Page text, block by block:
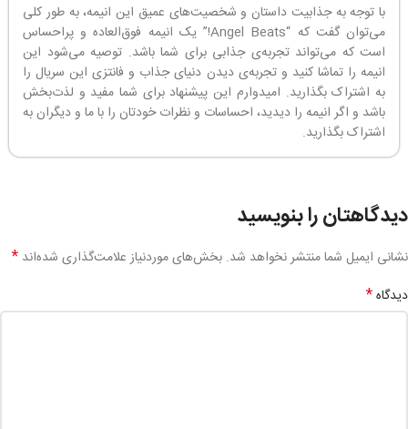
با توجه به جذابیت داستان و شخصیت‌های عمیق این انیمه، به طور کلی
می‌توان گفت که “Angel Beats!” یک انیمه فوق‌العاده و پراحساس
است که می‌تواند تجربه‌ی جذابی برای شما باشد. توصیه می‌شود این
انیمه را تماشا کنید و تجربه‌ی دیدن دنیای جذاب و فانتزی این سریال را
به اشتراک بگذارید. امیدوارم این پیشنهاد برای شما مفید و لذت‌بخش
باشد و اگر انیمه را دیدید، احساسات و نظرات خودتان را با ما و دیگران به
اشتراک بگذارید.
دیدگاهتان را بنویسید
نشانی ایمیل شما منتشر نخواهد شد. بخش‌های موردنیاز علامت‌گذاری شده‌اند *
دیدگاه*